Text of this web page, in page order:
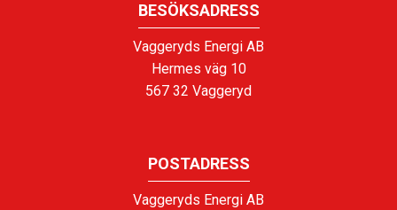
BESÖKSADRESS
Vaggeryds Energi AB
Hermes väg 10
567 32 Vaggeryd
POSTADRESS
Vaggeryds Energi AB